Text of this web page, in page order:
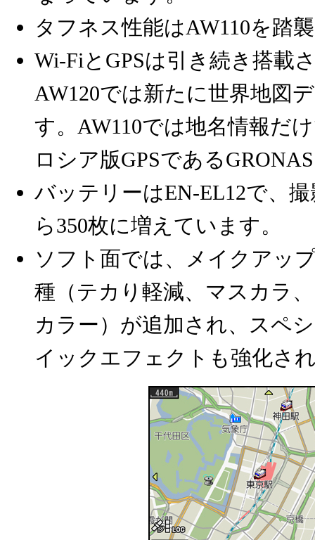
タフネス性能はAW110を踏
Wi-FiとGPSは引き続き搭載
AW120では新たに世界地図
す。AW110では地名情報だ
ロシア版GPSである
バッテリーはEN-EL12で、
ら350枚に増えています。
ソフト面では、メイクアッ
種（テカり軽減、マスカラ
カラー）が追加され、スペ
イックエフェクトも強化さ